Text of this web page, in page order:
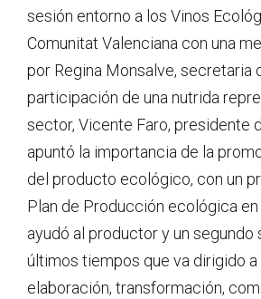
sesión entorno a los Vinos
Comunitat Valenciana con una
por Regina Monsalve, secretaria
participación de una nutrida
sector, Vicente Faro, presidente
apuntó la importancia de la
del producto ecológico, con un
Plan de Producción ecológica
ayudó al productor y un segundo
últimos tiempos que va dirigido
elaboración, transformación,